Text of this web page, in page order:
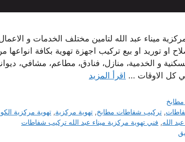
ميناء عبد الله لتامين مختلف الخدمات و
او توريد او بيع تركيب اجهزة تهوية بكافة
و الخدمية، منازل، فنادق، مطاعم، مشافي،
كل الاوقات … اقرأ المزيد
,تركيب شفاطات مطابخ,تهوية مركزية,تهوية مركزية
الله, فني تهوية مركزية ميناء عبد الله تركيب شفاطات